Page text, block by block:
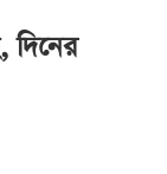
দিনের